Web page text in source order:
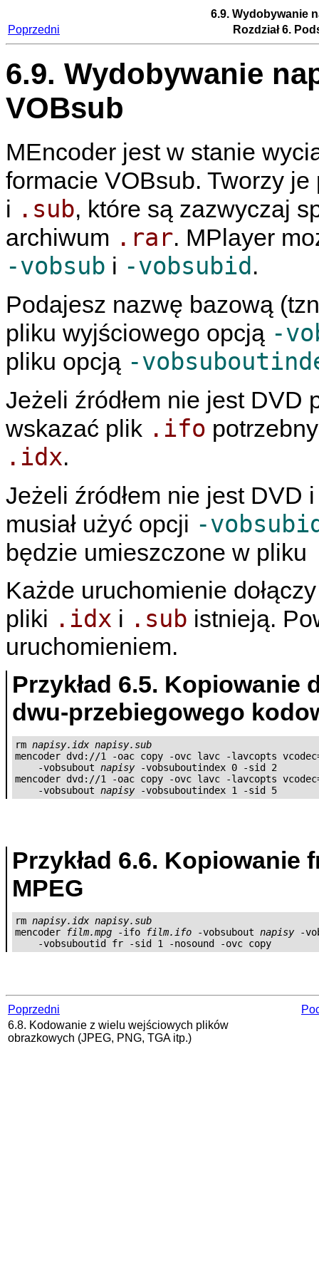
6.9. Wydobywanie
Poprzedni
Rozdział 6.
6.9. Wydobywanie
VOBsub
MEncoder jest w stanie
formacie VOBsub. Tworzy
i .sub, które są zazwyczaj
archiwum .rar. MPlayer
-vobsub i -vobsubid.
Podajesz nazwę bazową
pliku wyjściowego opcją -
pliku opcją -
Jeżeli źródłem nie jest
wskazać plik .ifo
.idx.
Jeżeli źródłem nie jest DVD
musiał użyć opcji -
będzie umieszczone w pliku
Każde uruchomienie
pliki .idx i .sub istnieją.
uruchomieniem.
Przykład 6.5. Kopiowanie
dwu-przebiegowego
rm napisy.idx napisy.sub
mencoder dvd://1 -oac copy -ovc lavc -lavcopts
    -vobsubout
napisy -vobsuboutindex 0 -sid 2
mencoder dvd://1 -oac copy -ovc lavc -lavcopts
    -vobsubout
napisy -vobsuboutindex 1 -sid 5
Przykład 6.6.
MPEG
rm napisy.idx napisy.sub
mencoder
film.mpg -ifo film.ifo -vobsubout napisy -
    -vobsuboutid fr -sid 1 -nosound -ovc copy
Poprzedni
6.8. Kodowanie z wielu wejściowych plików
obrazkowych (JPEG, PNG, TGA itp.)